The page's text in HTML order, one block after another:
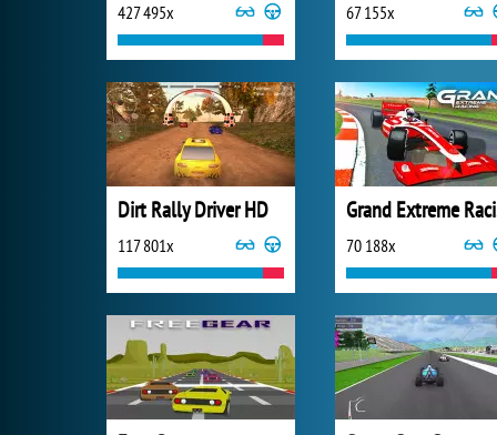
427 495x 67 155x
Dirt Rally Driver HD
117 801x 70 188x